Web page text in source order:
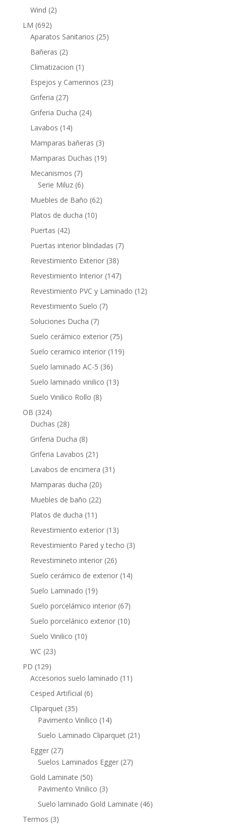
Wind 22
LM 692692
productos
Aparatos Sanitarios 2525
Bañeras 22
productos
Climatizacion 1 1
producto
Espejos y Camerinos 2323
Griferia 2727
productos
Griferia Ducha 2424
Lavabos 1414
productos
Mamparas bañeras 33
productos
Mamparas Duchas 1919
Mecanismos 77
productos
Serie Miluz 66
productos
Muebles de Baño 6262
Platos de ducha 1010
Puertas 4242
productos
Puertas interior blindadas 77
Revestimiento Exterior 3838
productos
Revestimiento Interior 147147
productos
Revestimiento PVC y Laminado 1212
Revestimiento Suelo 77
Soluciones Ducha 77
productos
Suelo cerámico exterior 7575
productos
Suelo ceramico interior 119119
Suelo laminado AC-5 3636
productos
Suelo laminado vinilico 1313
Suelo Vinilico Rollo 88
OB 324324
productos
Duchas 2828
productos
Griferia Ducha 88
productos
Griferia Lavabos 21 21
productos
Lavabos de encimera 31 31
Mamparas ducha 2020
productos
Muebles de baño 2222
Platos de ducha 11 11
productos
Revestimiento exterior 1313
productos
Revestimiento Pared y techo 33
Revestimineto interior 2626
productos
Suelo cerámico de exterior 1414
Suelo Laminado 1919
productos
Suelo porcelámico interior 6767
productos
Suelo porcelánico exterior 1010
Suelo Vinilico 1010
WC 2323
PD 129129
productos
Accesorios suelo laminado 11 11
Cesped Artificial 66
Cliparquet 3535
productos
Pavimento Vinílico 1414
productos
Suelo Laminado Cliparquet 21 21
Egger 2727
productos
Suelos Laminados Egger 2727
Gold Laminate 5050
productos
Pavimento Vinilico 33
productos
Suelo laminado Gold Laminate 4646
Termos 33